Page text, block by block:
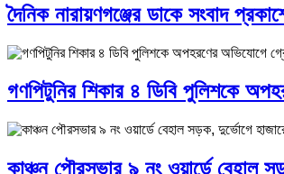
দৈনিক নারায়ণগঞ্জের ডাকে সংবাদ
গণপিটুনির শিকার ৪ ডিবি পুলিশকে
কাঞ্চন পৌরসভার ৯ নং ওয়ার্ডে বেহাল